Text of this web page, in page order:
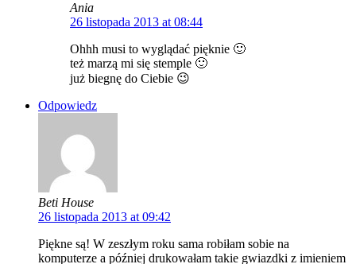
Ania
26 listopada 2013 at 08:44
Ohhh musi to wyglądać pięknie 🙂
też marzą mi się stemple 🙂
już biegnę do Ciebie 😉
Odpowiedz
Beti House
26 listopada 2013 at 09:42
Piękne są! W zeszłym roku sama robiłam sobie na
komputerze a później drukowałam takie gwiazdki z imieniem